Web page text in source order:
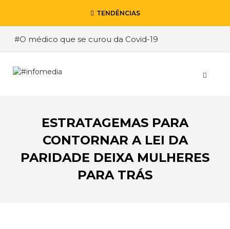
TENDÊNCIAS
#O médico que se curou da Covid-19
vírus
#Em casa, pelo bem comum
ESTRATAGEMAS PARA
CONTORNAR A LEI DA
PARIDADE DEIXA MULHERES
PARA TRÁS